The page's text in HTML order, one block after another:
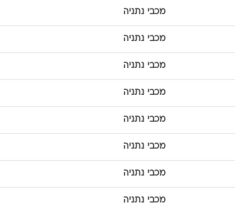
מכבי נתניה
מכבי נתניה
מכבי נתניה
מכבי נתניה
מכבי נתניה
מכבי נתניה
מכבי נתניה
מכבי נתניה